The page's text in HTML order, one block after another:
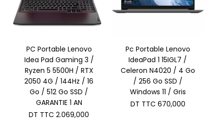
PC Portable Lenovo
Idea Pad Gaming 3 /
Ryzen 5 5500H / RTX
2050 4G / 144Hz / 16
Go / 512 Go SSD /
GARANTIE 1 AN
DT TTC 2.069,000
Pc Portable Lenovo
IdeaPad 1 15IGL7 /
Celeron N4020 / 4 Go
/ 256 Go SSD /
Windows 11 / Gris
DT TTC 670,000